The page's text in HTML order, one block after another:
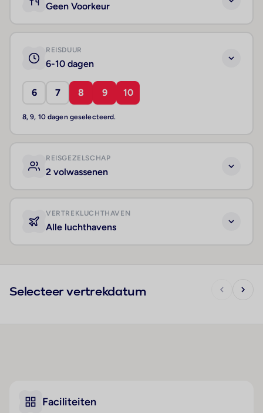
Geen Voorkeur
REISDUUR
6-10 dagen
6 7 8 9 10
8, 9, 10 dagen geselecteerd.
REISGEZELSCHAP
2 volwassenen
VERTREKLUCHTHAVEN
Alle luchthavens
Selecteer vertrekdatum
Faciliteiten